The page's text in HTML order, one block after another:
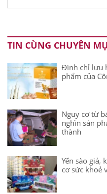
TIN CÙNG CHUYÊN
Đình chỉ lưu
phẩm của
Nguy cơ từ
nghìn sản
thành
Yến sào giả,
cơ sức khoẻ